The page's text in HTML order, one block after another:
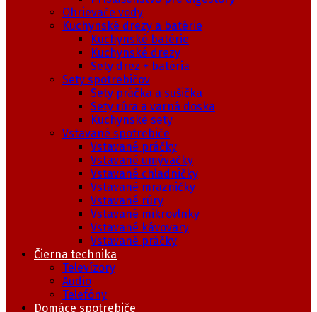
Ohrievače vody
Kuchynské drezy a batérie
Kuchynské batérie
Kuchynské drezy
Sety drez + batéria
Sety spotrebičov
Sety práčka a sušička
Sety rúra a varná doska
Kuchynské sety
Vstavané spotrebiče
Vstavané práčky
Vstavané umývačky
Vstavané chladničky
Vstavané mrazničky
Vstavané rúry
Vstavané mikrovlnky
Vstavané kávovary
Vstavané práčky
Čierna technika
Televízory
Audio
Telefóny
Domáce spotrebiče